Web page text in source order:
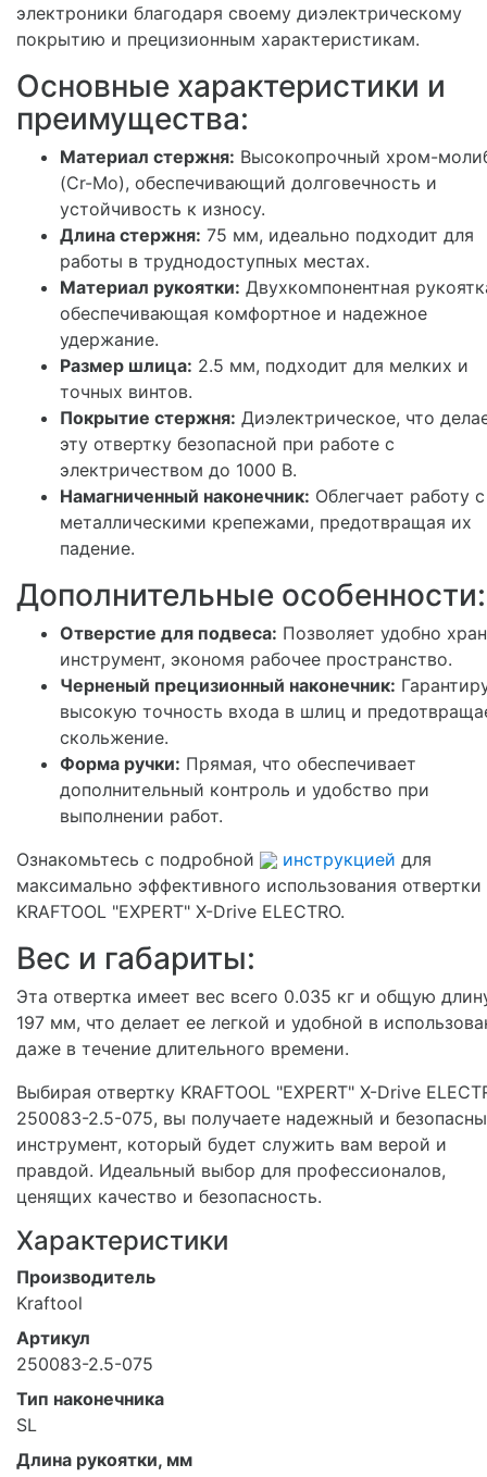
электроники благодаря своему диэлектрическому
покрытию и прецизионным характеристикам.
Основные характеристики и
преимущества:
Материал стержня: Высокопрочный хром-
(Cr-Mo), обеспечивающий долговечность и
устойчивость к износу.
Длина стержня: 75 мм, идеально подходит для
работы в труднодоступных местах.
Материал рукоятки: Двухкомпонентная
обеспечивающая комфортное и надежное
удержание.
Размер шлица: 2.5 мм, подходит для мелких и
точных винтов.
Покрытие стержня: Диэлектрическое, что
эту отвертку безопасной при работе с
электричеством до 1000 В.
Намагниченный наконечник: Облегчает работу с
металлическими крепежами, предотвращая их
падение.
Дополнительные особенности:
Отверстие для подвеса: Позволяет удобно
инструмент, экономя рабочее пространство.
Черненый прецизионный наконечник:
высокую точность входа в шлиц и
скольжение.
Форма ручки: Прямая, что обеспечивает
дополнительный контроль и удобство при
выполнении работ.
Ознакомьтесь с подробной
инструкцией для
максимально эффективного использования отвертки
KRAFTOOL "EXPERT" X-Drive ELECTRO.
Вес и габариты:
Эта отвертка имеет вес всего 0.035 кг и общую
197 мм, что делает ее легкой и удобной в
даже в течение длительного времени.
Выбирая отвертку KRAFTOOL "EXPERT" X-Drive
250083-2.5-075, вы получаете надежный и
инструмент, который будет служить вам верой и
правдой. Идеальный выбор для профессионалов,
ценящих качество и безопасность.
Характеристики
Производитель
Kraftool
Артикул
250083-2.5-075
Тип наконечника
SL
Длина рукоятки, мм